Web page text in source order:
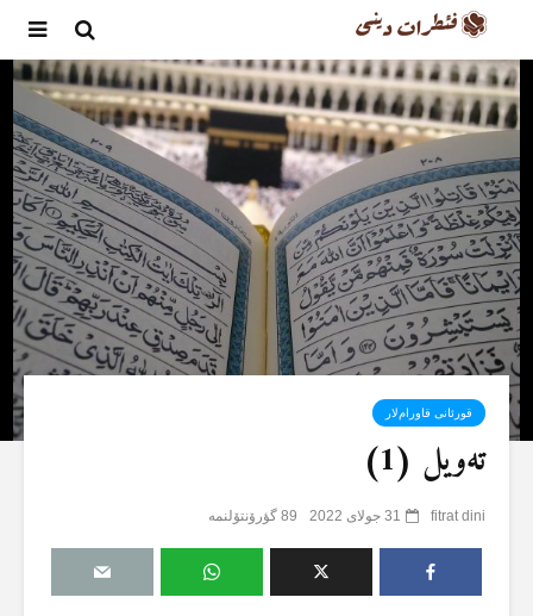
قورئانی قاورام‌لار
تەویل (1)
fitrat dini 31 جولای 2022 89 گؤرۆنتۆلنمە